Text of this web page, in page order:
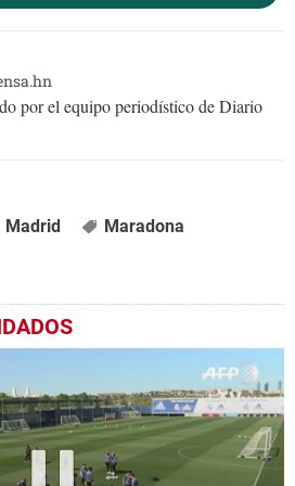
por el equipo periodístico de Diario
Madrid
Maradona